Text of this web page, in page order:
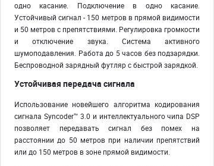
одно касание. Подключение в одно касание.
Устойчивый сигнал - 150 метров в прямой видимости
и 50 метров с препятствиями. Регулировка громкости
и отключение звука. Система активного
шумоподавления. Работа до 5 часов без подзарядки.
Беспроводной зарядный футляр с быстрой зарядкой.
Устойчивая передача сигнала
Использование новейшего алгоритма кодирования
сигнала Syncoder™ 3.0 и интеллектуального чипа DSP
позволяет передавать сигнал без помех на
расстоянии до 50 метров при наличии препятствий
или до 150 метров в зоне прямой видимости.